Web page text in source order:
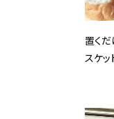
置く
スケッ